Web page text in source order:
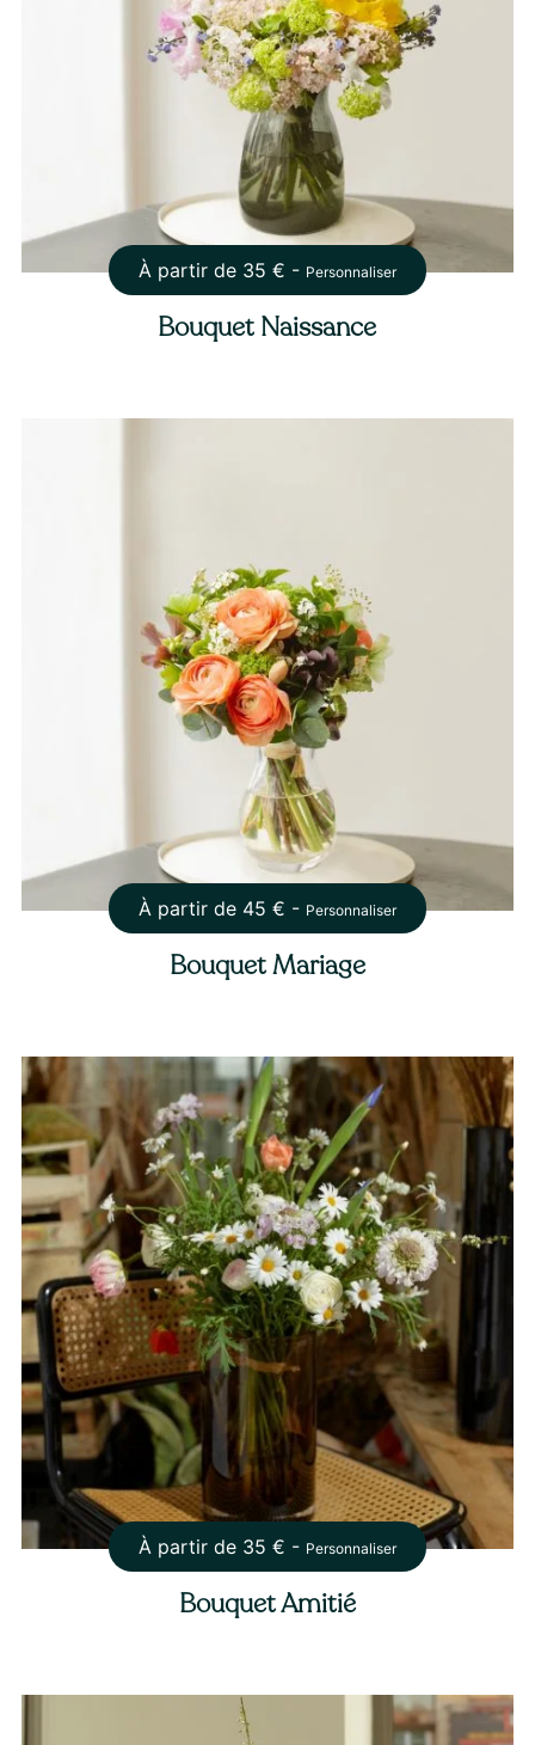
À partir de 35 € - Personnaliser
Bouquet Naissance
À partir de 45 € - Personnaliser
Bouquet Mariage
À partir de 35 € - Personnaliser
Bouquet Amitié